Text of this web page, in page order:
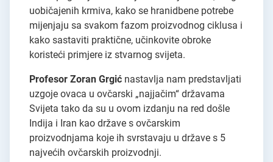
uobičajenih krmiva, kako se hranidbene potrebe
mijenjaju sa svakom fazom proizvodnog ciklusa i
kako sastaviti praktične, učinkovite obroke
koristeći primjere iz stvarnog svijeta.
Profesor Zoran Grgić nastavlja nam predstavljati
uzgoje ovaca u ovčarski „najjačim“ državama
Svijeta tako da su u ovom izdanju na red došle
Indija i Iran kao države s ovčarskim
proizvodnjama koje ih svrstavaju u države s 5
najvećih ovčarskih proizvodnji.